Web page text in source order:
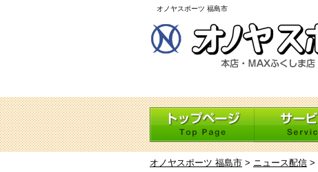
オノヤスポーツ 福島市
オノヤスポーツ 福島市 > ニュース配信 >